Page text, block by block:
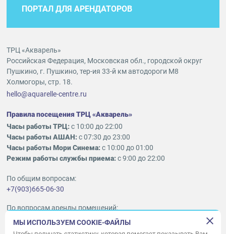
ПОРТАЛ ДЛЯ АРЕНДАТОРОВ
ТРЦ «Акварель»
Российская Федерация, Московская обл., городской округ
Пушкино, г. Пушкино, тер-ия 33-й км автодороги М8
Холмогоры, стр. 18.
hello@aquarelle-centre.ru
Правила посещения ТРЦ «Акварель»
Часы работы ТРЦ:с 10:00 до 22:00
Часы работы АШАН:с 07:30 до 23:00
Часы работы Мори Синема:с 10:00 до 01:00
Режим работы службы приема:с 9:00 до 22:00
По общим вопросам:
+7(903)665-06-30
По вопросам аренды помещений:
ukleykina@nhood.com
+7(903)665-98-78
МЫ ИСПОЛЬЗУЕМ COOKIE-ФАЙЛЫ